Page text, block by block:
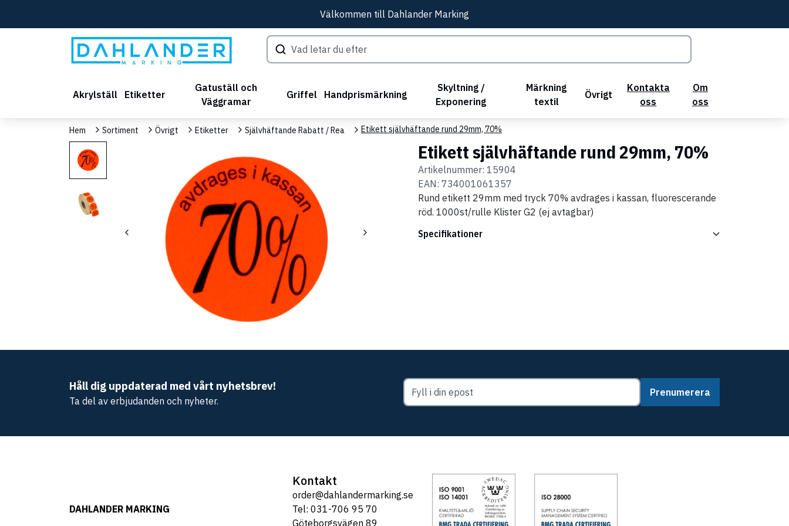
Välkommen till Dahlander Marking
Akrylställ Etiketter
Gatuställ och
Väggramar
Griffel Handprismärkning
Skyltning /
Exponering
Märkning
textil
Övrigt
Kontakta
oss
Om
oss
Hem Sortiment Övrigt Etiketter Självhäftande Rabatt / Rea Etikett självhäftande rund 29mm, 70%
Etikett självhäftande rund 29mm, 70%
Artikelnummer: 15904
EAN: 734001061357
Rund etikett 29mm med tryck 70% avdrages i kassan, fluorescerande
röd. 1000st/rulle Klister G2 (ej avtagbar)
Specifikationer
Håll dig uppdaterad med vårt nyhetsbrev!
Ta del av erbjudanden och nyheter.
Prenumerera
DAHLANDER MARKING
Kontakt
order@dahlandermarking.se
Tel: 031-706 95 70
Göteborgsvägen 89